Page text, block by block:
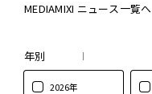
MEDIAMIXI ニュース一覧へ
年別
2026年